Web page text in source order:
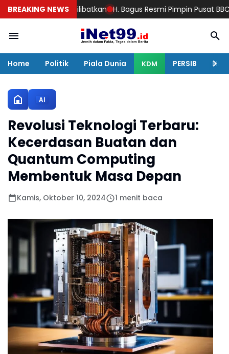
BREAKING NEWS
Ikut Dilibatkan H. Bagus Resmi Pimpin Pusat BBC,
Home Politik Piala Dunia KDM PERSIB
AI
Revolusi Teknologi Terbaru:
Kecerdasan Buatan dan
Quantum Computing
Membentuk Masa Depan
Kamis, Oktober 10, 2024 1 menit baca